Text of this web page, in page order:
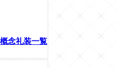
念礼装一覧